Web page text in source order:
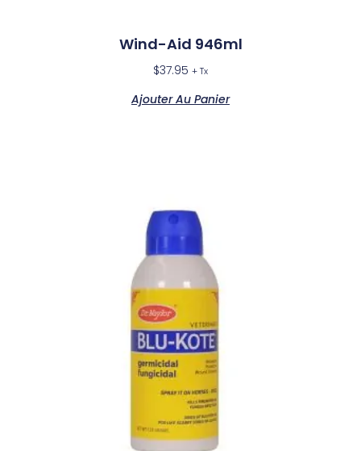
Wind-Aid 946ml
$37.95 + Tx
Ajouter Au Panier